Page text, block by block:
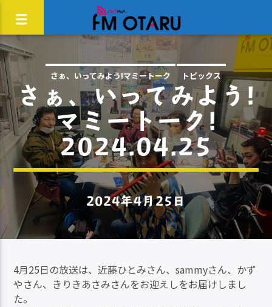
さぁ、いってみよう!マミートーク トピックス
さぁ、いってみよう!
マミートーク!
2024.04.25
2024年4月25日
4月25日の放送は、近藤ひとみさん、sammyさん、かず
やさん、きりきあさみさんをお迎えしをお届けしまし
た。